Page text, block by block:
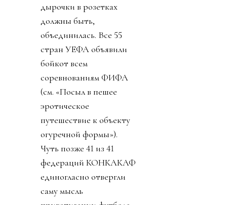
дырочки в розетках
должны быть,
объединилась. Все 55
стран УЕФА объявили
бойкот всем
соревнованиям ФИФА
(см. «Посыл в пешее
эротическое
путешествие к объекту
огуречной формы»).
Чуть позже 41 из 41
федераций КОНКАКАФ
единогласно отвергли
саму мысль